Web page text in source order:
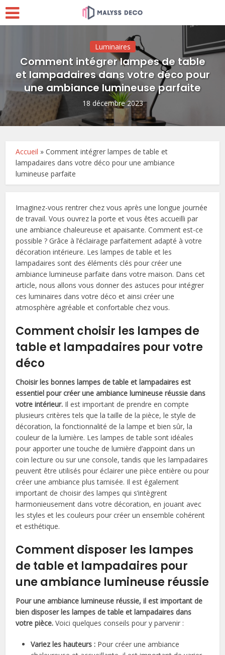
Luminaires
Comment intégrer lampes de table
et lampadaires dans votre déco pour
une ambiance lumineuse parfaite
18 décembre 2023
Accueil »Comment intégrer lampes de table et
lampadaires dans votre déco pour une ambiance
lumineuse parfaite
Imaginez-vous rentrer chez vous après une longue journée
de travail. Vous ouvrez la porte et vous êtes accueilli par
une ambiance chaleureuse et apaisante. Comment est-ce
possible ? Grâce à l’éclairage parfaitement adapté à votre
décoration intérieure. Les lampes de table et les
lampadaires sont des éléments clés pour créer une
ambiance lumineuse parfaite dans votre maison. Dans cet
article, nous allons vous donner des astuces pour intégrer
ces luminaires dans votre déco et ainsi créer une
atmosphère agréable et confortable chez vous.
Comment choisir les lampes de
table et lampadaires pour votre
déco
Choisir les bonnes lampes de table et lampadaires est
essentiel pour créer une ambiance lumineuse réussie dans
votre intérieur. Il est important de prendre en compte
plusieurs critères tels que la taille de la pièce, le style de
décoration, la fonctionnalité de la lampe et bien sûr, la
couleur de la lumière. Les lampes de table sont idéales
pour apporter une touche de lumière d’appoint dans un
coin lecture ou sur une console, tandis que les lampadaires
peuvent être utilisés pour éclairer une pièce entière ou pour
créer une ambiance plus tamisée. Il est également
important de choisir des lampes qui s’intègrent
harmonieusement dans votre décoration, en jouant avec
les styles et les couleurs pour créer un ensemble cohérent
et esthétique.
Comment disposer les lampes
de table et lampadaires pour
une ambiance lumineuse réussie
Pour une ambiance lumineuse réussie, il est important de
bien disposer les lampes de table et lampadaires dans
votre pièce. Voici quelques conseils pour y parvenir :
Variez les hauteurs : Pour créer une ambiance